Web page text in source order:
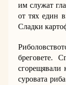
им служат
от тях един
Сладки
бреговете.
сгорещявали
суровата